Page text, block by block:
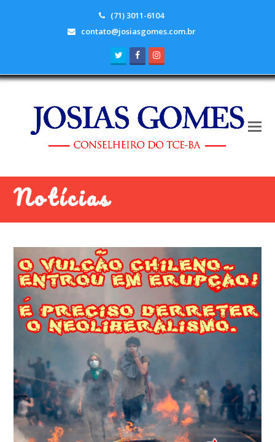
(71) 3011-6104
contato@josiasgomes.com.br
TwitterFacebook
Notícias